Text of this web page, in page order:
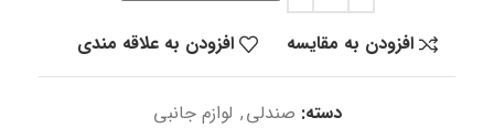
افزودن به مقایسه افزودن به علاقه مندی
دسته: صندلی, لوازم جانبی